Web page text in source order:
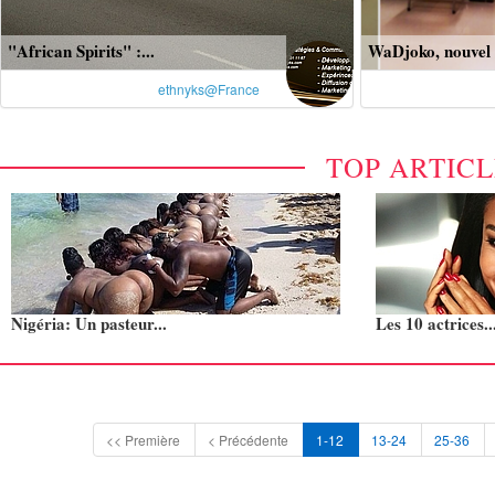
"African Spirits" :...
ethnyks@France
WaDjoko, nouvel
TOP
Nigéria: Un pasteur... Les 10
<< Première < Précédente 1-12 13-24 25-36